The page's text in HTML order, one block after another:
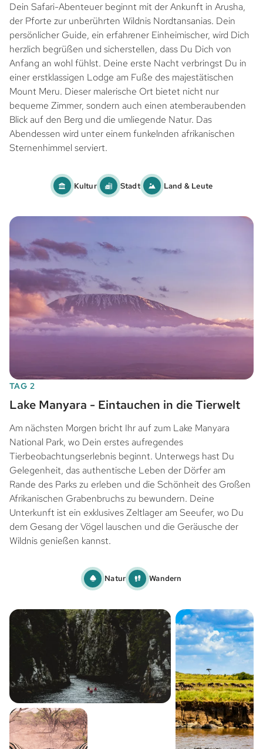
Dein Safari-Abenteuer beginnt mit der Ankunft in Arusha,
der Pforte zur unberührten Wildnis Nordtansanias. Dein
persönlicher Guide, ein erfahrener Einheimischer, wird Dich
herzlich begrüßen und sicherstellen, dass Du Dich von
Anfang an wohl fühlst. Deine erste Nacht verbringst Du in
einer erstklassigen Lodge am Fuße des majestätischen
Mount Meru. Dieser malerische Ort bietet nicht nur
bequeme Zimmer, sondern auch einen atemberaubenden
Blick auf den Berg und die umliegende Natur. Das
Abendessen wird unter einem funkelnden afrikanischen
Sternenhimmel serviert.
Kultur Stadt Land & Leute
TAG 2
Lake Manyara - Eintauchen in die Tierwelt
Am nächsten Morgen bricht Ihr auf zum Lake Manyara
National Park, wo Dein erstes aufregendes
Tierbeobachtungserlebnis beginnt. Unterwegs hast Du
Gelegenheit, das authentische Leben der Dörfer am
Rande des Parks zu erleben und die Schönheit des Großen
Afrikanischen Grabenbruchs zu bewundern. Deine
Unterkunft ist ein exklusives Zeltlager am Seeufer, wo Du
dem Gesang der Vögel lauschen und die Geräusche der
Wildnis genießen kannst.
Natur Wandern